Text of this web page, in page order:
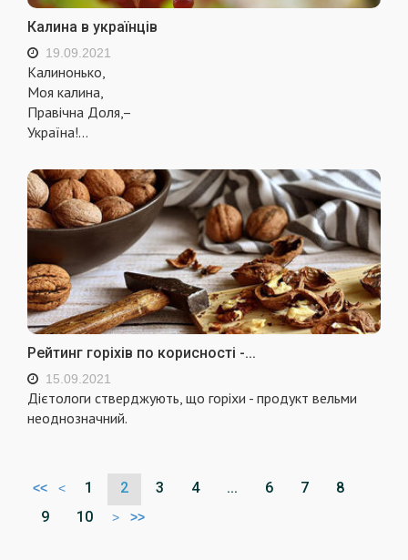
Калина в українців
19.09.2021
Калинонько,
Моя калина,
Правічна Доля,–
Україна!...
Рейтинг горіхів по корисності -...
15.09.2021
Дієтологи стверджують, що горіхи - продукт вельми
неоднозначний.
<< < 1 2 3 4 ... 6 7
8
9
10 > >>